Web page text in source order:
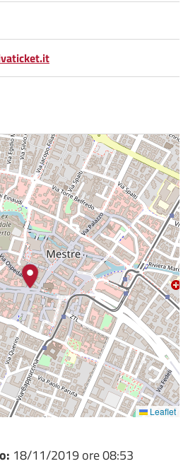
Leaflet
18/11/2019 ore 08:53